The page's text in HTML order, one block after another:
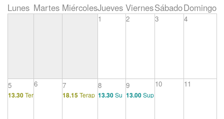
Lunes Martes MiércolesJueves ViernesSábadoDomingo
1 2 3 4
5
13.30Ter
6 7
18.15Terap
8
13.30Su
9
13.00Sup
10 11